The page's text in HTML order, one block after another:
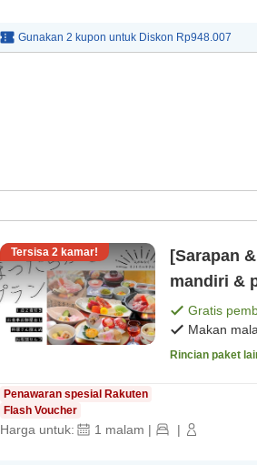
Gunakan 2 kupon untuk Diskon Rp948.007
Tersisa 2 kamar!
[Sarapan
mandiri &
malam
Gratis
Makan
Rincian paket
Penawaran spesial Rakuten
Flash Voucher
Harga untuk: 1 malam | |